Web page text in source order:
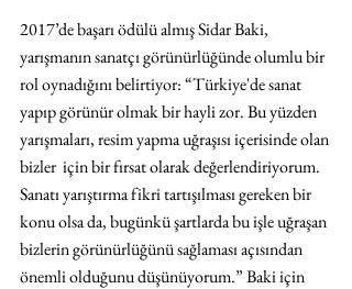
2017’de başarı ödülü almış Sidar Baki,
yarışmanın sanatçı görünürlüğünde olumlu bir
rol oynadığını belirtiyor: “Türkiye'de sanat
yapıp görünür olmak bir hayli zor. Bu yüzden
yarışmaları, resim yapma uğraşısı içerisinde olan
bizler  için bir fırsat olarak değerlendiriyorum.
Sanatı yarıştırma fikri tartışılması gereken bir
konu olsa da, bugünkü şartlarda bu işle uğraşan
bizlerin görünürlüğünü sağlaması açısından
önemli olduğunu düşünüyorum.” Baki için